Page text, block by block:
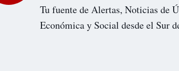
Tu fuente de Alertas, Noticias de
Económica y Social desde el Sur